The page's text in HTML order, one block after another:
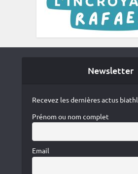
Newsletter
Recevez les dernières actus
Prénom ou nom complet
Email